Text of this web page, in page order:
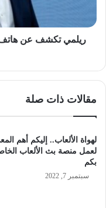
مؤتمر
MWCريلمي تكشف عن هاتف
مقالات ذات صلة
لهواة الألعاب.. إليكم أهم
لعمل منصة بث الألعاب
بكم
سبتمبر 7, 2022